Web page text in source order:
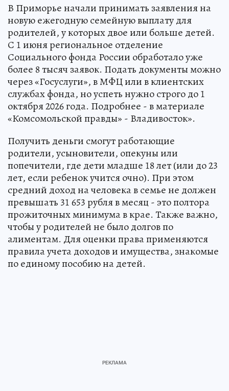
В Приморье начали принимать заявления на
новую ежегодную семейную выплату для
родителей, у которых двое или больше детей.
С 1 июня региональное отделение
Социального фонда России обработало уже
более 8 тысяч заявок. Подать документы можно
через «Госуслуги», в МФЦ или в клиентских
службах фонда, но успеть нужно строго до 1
октября 2026 года. Подробнее - в материале
«Комсомольской правды» - Владивосток».
Получить деньги смогут работающие
родители, усыновители, опекуны или
попечители, где дети младше 18 лет (или до 23
лет, если ребенок учится очно). При этом
средний доход на человека в семье не должен
превышать 31 653 рубля в месяц - это полтора
прожиточных минимума в крае. Также важно,
чтобы у родителей не было долгов по
алиментам. Для оценки права применяются
правила учета доходов и имущества, знакомые
по единому пособию на детей.